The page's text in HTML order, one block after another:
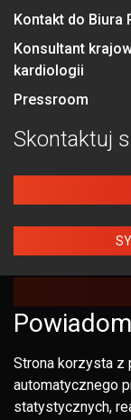
Kontakt do Biura
Konsultant
kardiologii
Pressroom
Skontaktuj
Strona korzysta z
automatycznego
statystycznych,